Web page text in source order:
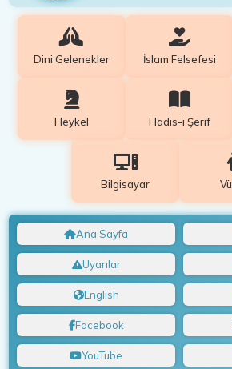
Dini Gelenekler İslam Felsefesi
Heykel Hadis-i Şerif
Bilgisayar
Ana Sayfa
Uyarılar
English
Facebook
YouTube